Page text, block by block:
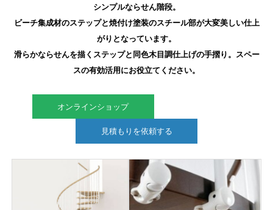
シンプルならせん階段。
ビーチ集成材のステップと焼付け塗装のスチール部が大変美しい仕上
がりとなっています。
滑らかならせんを描くステップと同色木目調仕上げの手摺り。スペー
スの有効活用にお役立てください。
オンラインショップ
見積もりを依頼する